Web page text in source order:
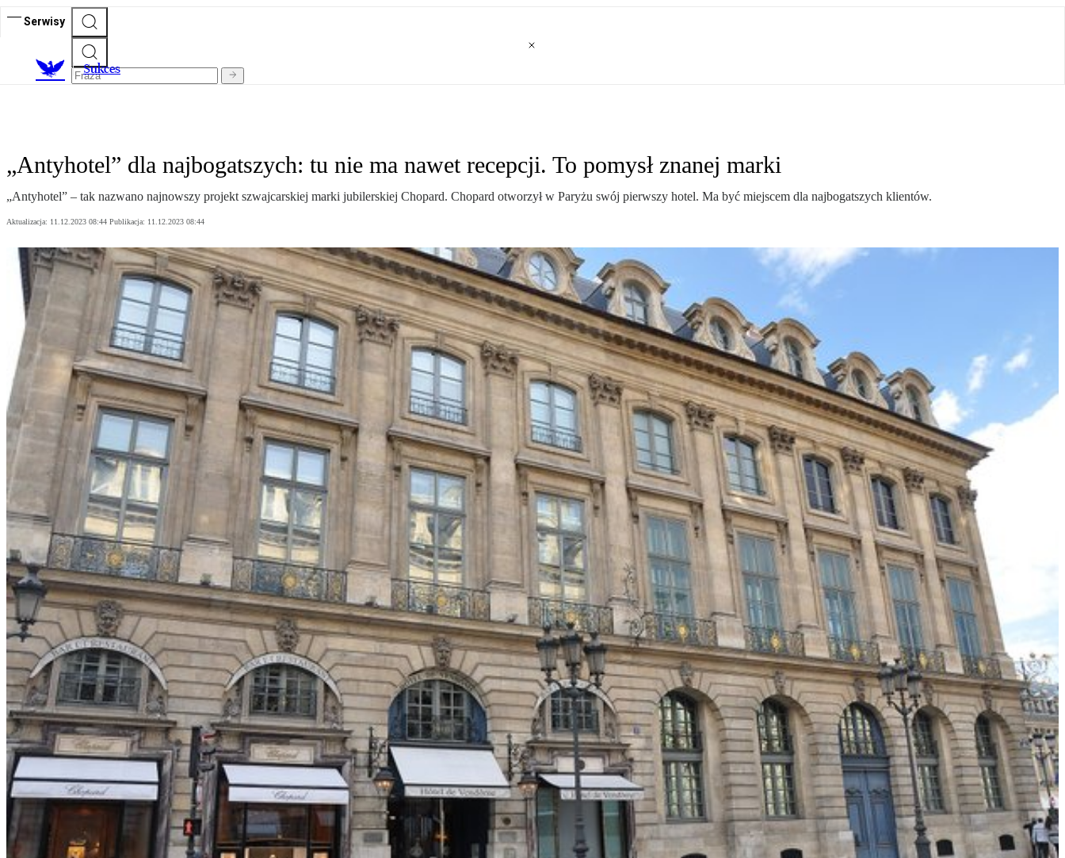
Serwisy
Sukces
„Antyhotel” dla najbogatszych: tu nie ma nawet recepcji. To pomysł znanej marki
„Antyhotel” – tak nazwano najnowszy projekt szwajcarskiej marki jubilerskiej Chopard. Chopard otworzył w Paryżu swój pierwszy hotel. Ma być miejscem dla najbogatszych klientów.
Aktualizacja: 11.12.2023 08:44 Publikacja: 11.12.2023 08:44